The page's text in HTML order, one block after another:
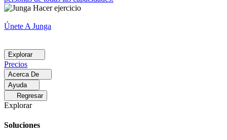
Únete A Junga
Explorar
Precios
Acerca De
Ayuda
Regresar
Explorar
Soluciones